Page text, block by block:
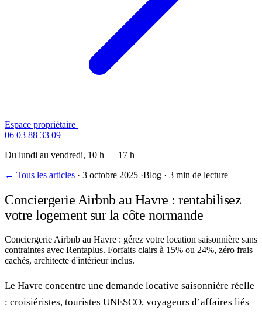
Espace propriétaire
06 03 88 33 09
Du lundi au vendredi, 10 h — 17 h
← Tous les articles · 3 octobre 2025 ·Blog · 3 min de lecture
Conciergerie Airbnb au Havre : rentabilisez
votre logement sur la côte normande
Conciergerie Airbnb au Havre : gérez votre location saisonnière sans
contraintes avec Rentaplus. Forfaits clairs à 15% ou 24%, zéro frais
cachés, architecte d'intérieur inclus.
Le Havre concentre une demande locative saisonnière réelle
: croisiéristes, touristes UNESCO, voyageurs d’affaires liés